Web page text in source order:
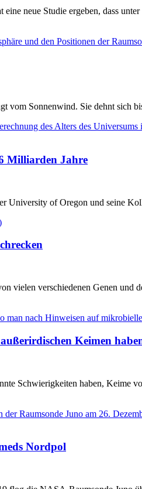
neue Studie ergeben, dass
vom Sonnenwind. Sie dehnt sich
Milliarden Jahre
University of Oregon und seine
vielen verschiedenen Genen
Keimen
Schwierigkeiten haben, Keime
Nordpol